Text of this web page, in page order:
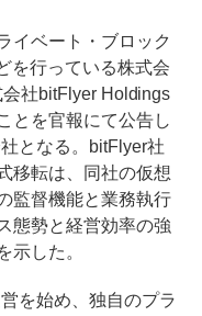
イベート・ブロック
を行っている株式会
社bitFlyer Holdings
とを官報にて公告し
となる。bitFlyer社
移転は、同社の仮想
監督機能と業務執行
態勢と経営効率の強
示した。
を始め、独自のプラ